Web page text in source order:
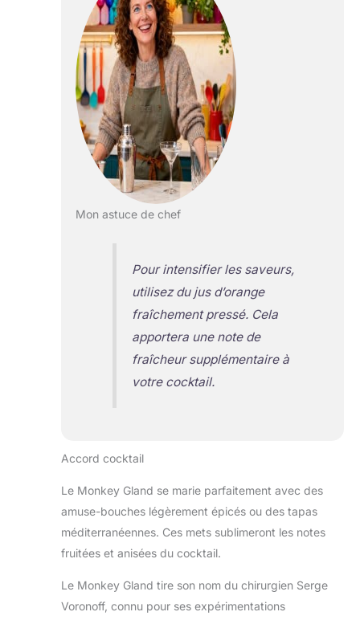
Mon astuce de chef
Pour intensifier les saveurs,
utilisez du jus d’orange
fraîchement pressé. Cela
apportera une note de
fraîcheur supplémentaire à
votre cocktail.
Accord cocktail
Le Monkey Gland se marie parfaitement avec des
amuse-bouches légèrement épicés ou des tapas
méditerranéennes. Ces mets sublimeront les notes
fruitées et anisées du cocktail.
Le Monkey Gland tire son nom du chirurgien Serge
Voronoff, connu pour ses expérimentations